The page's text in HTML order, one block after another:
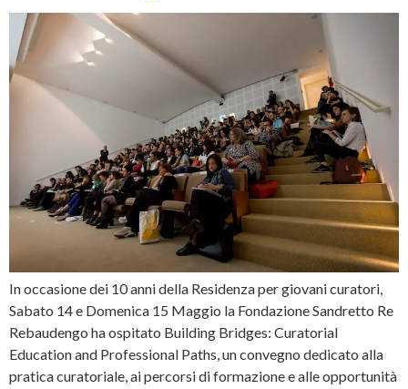
In occasione dei 10 anni della Residenza per giovani curatori,
Sabato 14 e Domenica 15 Maggio la Fondazione Sandretto Re
Rebaudengo ha ospitato Building Bridges: Curatorial
Education and Professional Paths, un convegno dedicato alla
pratica curatoriale, ai percorsi di formazione e alle opportunità